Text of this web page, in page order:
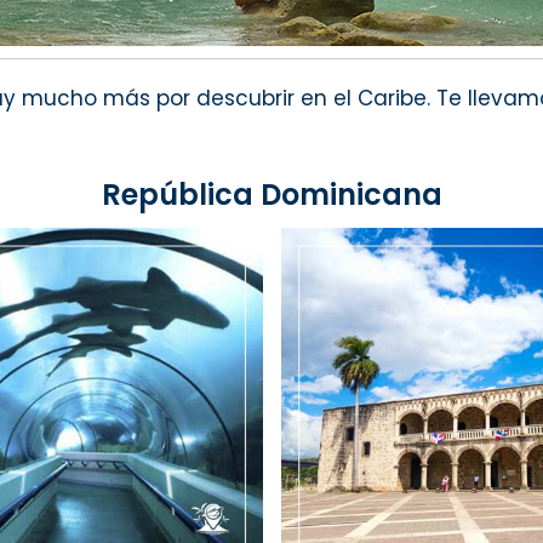
mucho más por descubrir en el Caribe. Te
República Dominicana